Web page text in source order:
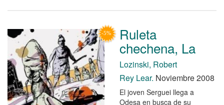
Ruleta
chechena, La
Lozinski, Robert
Rey Lear. Noviembre 2008
El joven Serguei llega a
Odesa en busca de su